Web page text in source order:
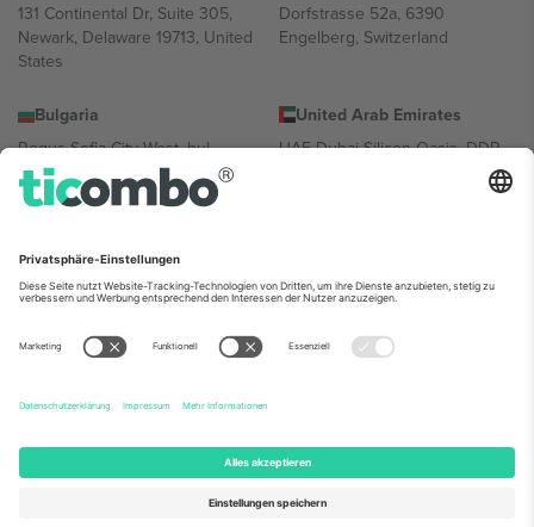
131 Continental Dr, Suite 305,
Newark, Delaware 19713, United
States
Dorfstrasse 52a, 6390
Engelberg, Switzerland
Bulgaria
Regus Sofia City West, bul
Totleben 53-55, 1606 Sofia,
Bulgaria
United Arab Emirates
UAE Dubai Silicon Oasis, DDP
Building A1, Office 302, Dubai,
Mexico
Av Chapultepec 360, Roma
Norte, Cuauhtémoc, 06700
Ciudad de México, CDMX,
Mexico
Die juristische Person des Plattformanbieters kann je nach
Informationen finden Sie auf der jeweiligen Veranstaltungsseite, im
Impressum und in den Allgemeinen Geschäftsbedingungen.,
© 2026 Ticombo. Alle Rechte vorbehalten.